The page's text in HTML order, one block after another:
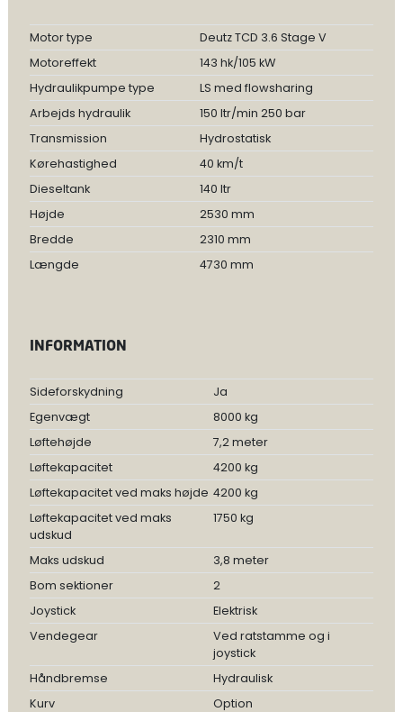
Motor type
Deutz TCD 3.6 Stage V
Motoreffekt
143 hk/105 kW
Hydraulikpumpe type
LS med flowsharing
Arbejds hydraulik
150 ltr/min 250 bar
Transmission
Hydrostatisk
Kørehastighed
40 km/t
Dieseltank
140 ltr
Højde
2530 mm
Bredde
2310 mm
Længde
4730 mm
INFORMATION
Sideforskydning
Ja
Egenvægt
8000 kg
Løftehøjde
7,2 meter
Løftekapacitet
4200 kg
Løftekapacitet ved maks højde 4200 kg
Løftekapacitet ved maks
udskud
1750 kg
Maks udskud
3,8 meter
Bom sektioner
2
Joystick
Elektrisk
Vendegear
Ved ratstamme og i
joystick
Håndbremse
Hydraulisk
Kurv
Option